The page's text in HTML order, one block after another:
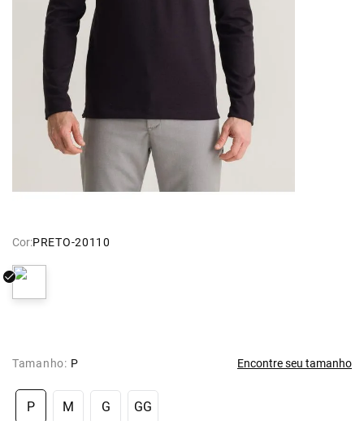
Cor:PRETO-20110
Tamanho: P Encontre seu tamanho
P M G GG